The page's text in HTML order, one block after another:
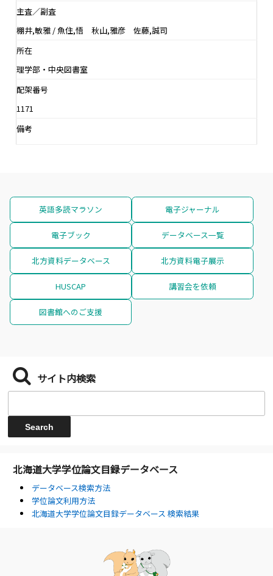
主査／副査
棚井,敏雅 / 魚住,悟 秋山,雅彦 佐藤,誠司
所在
理学部・中央図書室
配架番号
1171
備考
英語多読マラソン 電子ジャーナル
電子ブック データベース一覧
北方資料データベース 北方資料電子展示
HUSCAP 講習会を依頼
図書館へのご支援
サイト内検索
北海道大学学位論文目録データベース
データベース検索方法
学位論文利用方法
北海道大学学位論文目録データベース 検索結果